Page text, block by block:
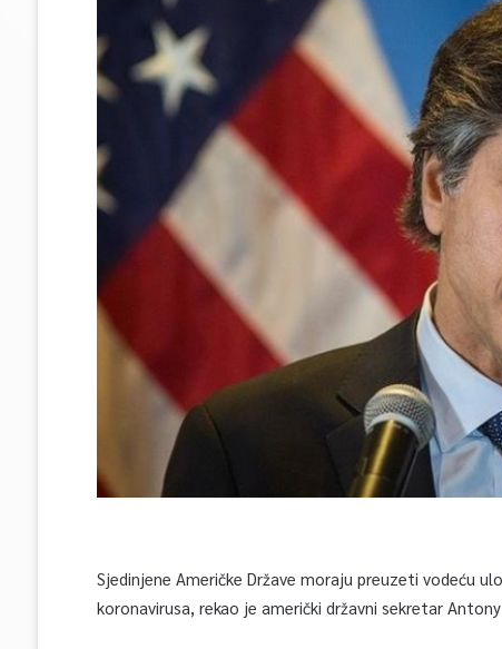
Sjedinjene Američke Države moraju preuzeti vodeću
koronavirusa, rekao je američki državni sekretar